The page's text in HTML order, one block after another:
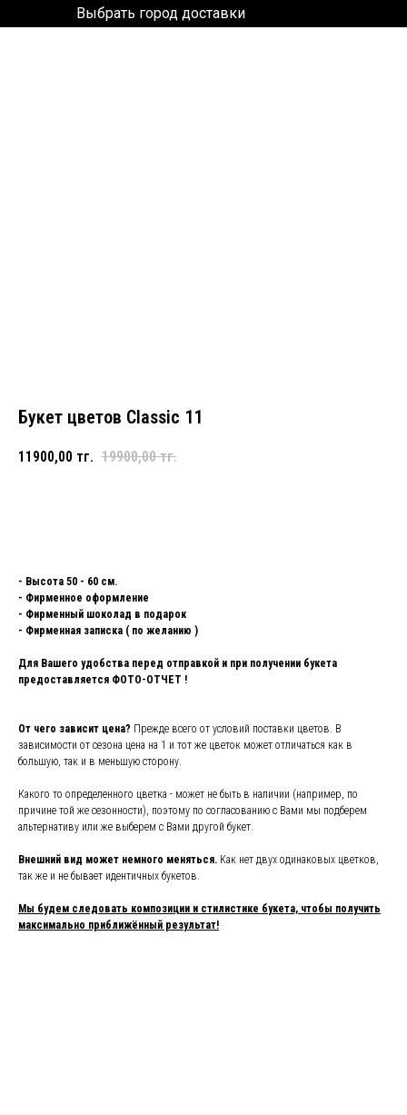
Выбрать город доставки
Букет цветов Classic 11
11900,00 тг. 19900,00 тг.
- Высота 50 - 60 см.
- Фирменное оформление
- Фирменный шоколад в подарок
- Фирменная записка ( по желанию )
Для Вашего удобства перед отправкой и при получении букета
предоставляется ФОТО-ОТЧЕТ !
От чего зависит цена? Прежде всего от условий поставки цветов. В
зависимости от сезона цена на 1 и тот же цветок может отличаться как в
большую, так и в меньшую сторону.
Какого то определенного цветка - может не быть в наличии (например, по
причине той же сезонности), поэтому по согласованию с Вами мы подберем
альтернативу или же выберем с Вами другой букет.
Внешний вид может немного меняться. Как нет двух одинаковых цветков,
так же и не бывает идентичных букетов.
Мы будем следовать композиции и стилистике букета, чтобы получить
максимально приближённый результат!